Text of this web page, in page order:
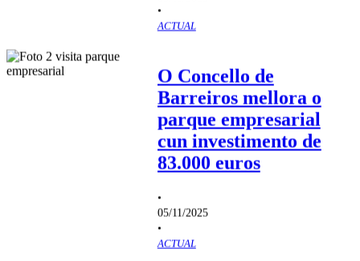
•
ACTUAL
O Concello de
Barreiros mellora o
parque empresarial
cun investimento de
83.000 euros
•
05/11/2025
•
ACTUAL